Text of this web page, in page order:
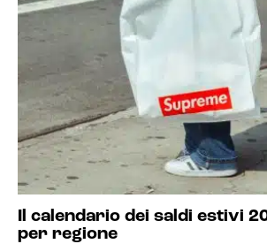
Il calendario dei saldi estivi
per regione